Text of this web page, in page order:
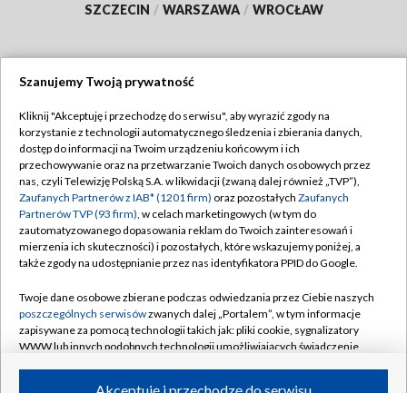
SZCZECIN / WARSZAWA / WROCŁAW
TVP
Abonament TVP
Emisja w TVP
Centrum informacji TVP
Naziemna Telewizja Cyfrowa
Rada Programowa
System NOS
Informacje o nadawcy
Regulamin TVP
Polityka prywatności
Moje zgody
Pomoc
Kontakt
Kanały
Szanujemy Twoją prywatność
Kliknij "Akceptuję i przechodzę do serwisu", aby wyrazić zgody na
korzystanie z technologii automatycznego śledzenia i zbierania danych,
dostęp do informacji na Twoim urządzeniu końcowym i ich
przechowywanie oraz na przetwarzanie Twoich danych osobowych przez
nas, czyli Telewizję Polską S.A. w likwidacji (zwaną dalej również „TVP”),
Zaufanych Partnerów z IAB* (1201 firm) oraz pozostałych Zaufanych
Partnerów TVP (93 firm), w celach marketingowych (w tym do
zautomatyzowanego dopasowania reklam do Twoich zainteresowań i
mierzenia ich skuteczności) i pozostałych, które wskazujemy poniżej, a
także zgody na udostępnianie przez nas identyfikatora PPID do Google.
Twoje dane osobowe zbierane podczas odwiedzania przez Ciebie naszych
poszczególnych serwisówzwanych dalej „Portalem”, w tym informacje
zapisywane za pomocą technologii takich jak: pliki cookie, sygnalizatory
WWW lub innych podobnych technologii umożliwiających świadczenie